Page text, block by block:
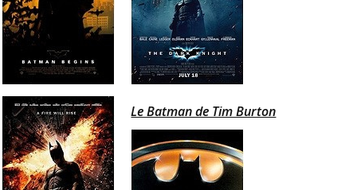
Le Batman de Tim Burton